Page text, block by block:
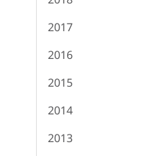
2017
2016
2015
2014
2013